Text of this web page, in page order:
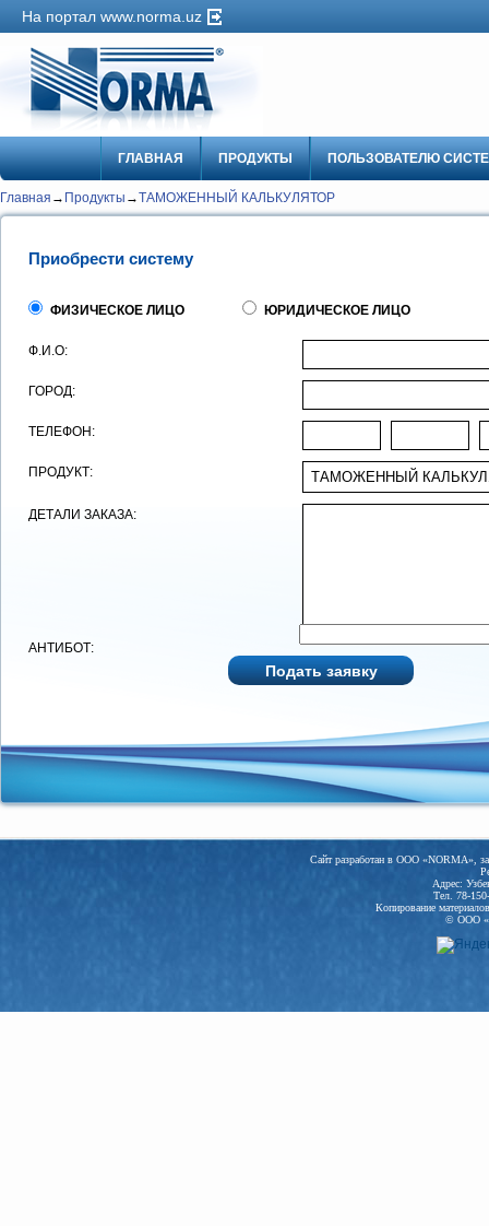
На портал www.norma.uz
ГЛАВНАЯ ПРОДУКТЫ ПОЛЬЗОВАТЕЛЮ
Главная → Продукты →ТАМОЖЕННЫЙ КАЛЬКУЛЯТОР
Приобрести систему
ФИЗИЧЕСКОЕ ЛИЦО ЮРИДИЧЕСКОЕ ЛИЦО
Ф.И.О:
ГОРОД:
ТЕЛЕФОН:
ПРОДУКТ:
ДЕТАЛИ ЗАКАЗА:
АНТИБОТ:
Сайт разработан в ООО «NORMA»,
Адрес:
Тел. 78-
Копирование
© ООО